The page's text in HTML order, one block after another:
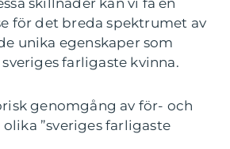
skillnader kan vi få en
för det breda spektrumet av
unika egenskaper som
farligaste kvinna.
genomgång av för- och
”sveriges farligaste